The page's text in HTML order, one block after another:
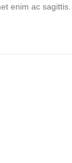
enim ac